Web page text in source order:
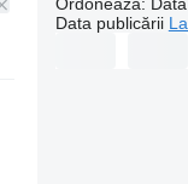
Data publicării